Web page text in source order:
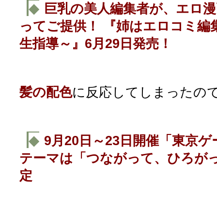
◆ 巨乳の美人編集者が、エロ
ってご提供！ 『姉はエロコミ編
生指導～』6月29日発売！
髪の配色に反応してしまったの
◆ 9月20日～23日開催「東京
テーマは「つながって、ひろが
定